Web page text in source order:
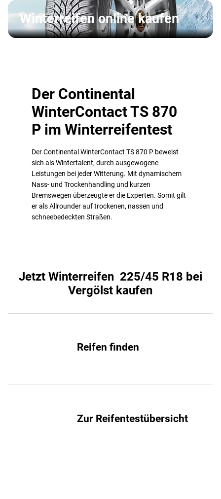
Winterreifen online kaufen
Der Continental
WinterContact TS 870
P im Winterreifentest
Der Continental WinterContact TS 870 P beweist
sich als Wintertalent, durch ausgewogene
Leistungen bei jeder Witterung. Mit dynamischem
Nass- und Trockenhandling und kurzen
Bremswegen überzeugte er die Experten. Somit gilt
er als Allrounder auf trockenen, nassen und
schneebedeckten Straßen.
Jetzt Winterreifen 225/45 R18 bei
Vergölst kaufen
Reifen finden
Zur Reifentestübersicht